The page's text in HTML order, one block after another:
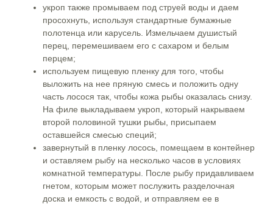
укроп также промываем под струей воды и даем
просохнуть, используя стандартные бумажные
полотенца или карусель. Измельчаем душистый
перец, перемешиваем его с сахаром и белым
перцем;
используем пищевую пленку для того, чтобы
выложить на нее пряную смесь и положить одну
часть лосося так, чтобы кожа рыбы оказалась снизу.
На филе выкладываем укроп, который накрываем
второй половиной тушки рыбы, присыпаем
оставшейся смесью специй;
завернутый в пленку лосось, помещаем в контейнер
и оставляем рыбу на несколько часов в условиях
комнатной температуры. После рыбу придавливаем
гнетом, которым может послужить разделочная
доска и емкость с водой, и отправляем ее в